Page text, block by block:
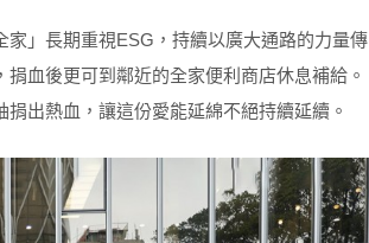
」長期重視ESG，持續以廣大通路的力量傳
血後更可到鄰近的全家便利商店休息補給。
出熱血，讓這份愛能延綿不絕持續延續。